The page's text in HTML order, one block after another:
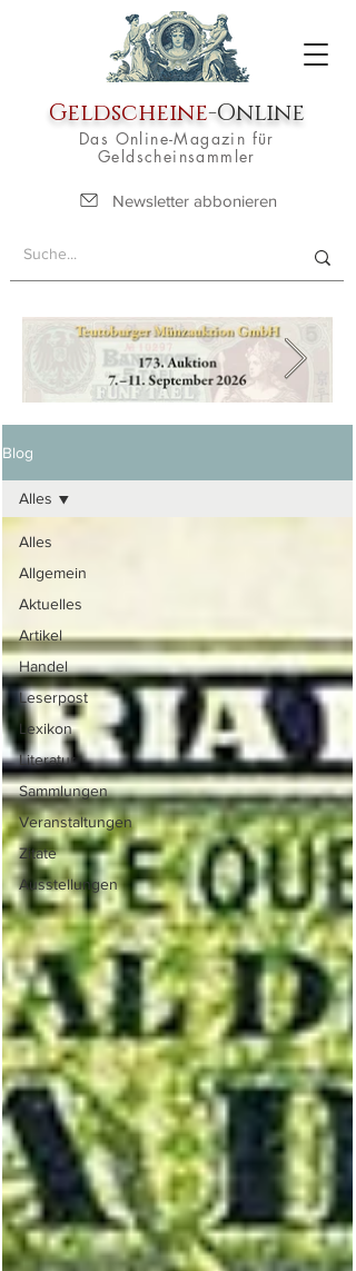
Geldscheine-Online
Das Online-Magazin für
Geldscheinsammler
Newsletter abbonieren
Blog
Alles
Allgemein
Aktuelles
Artikel
Handel
Leserpost
Lexikon
Literatur
Sammlungen
Veranstaltungen
Zitate
Ausstellungen
Alles